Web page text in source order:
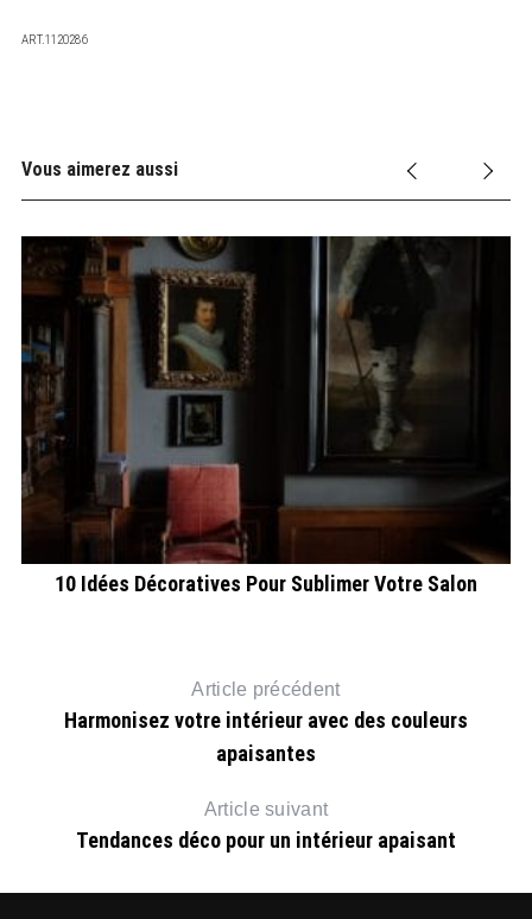
ART.1120286
Vous aimerez aussi
10 Idées Décoratives Pour Sublimer Votre Salon
Article précédent
Harmonisez votre intérieur avec des couleurs
apaisantes
Article suivant
Tendances déco pour un intérieur apaisant